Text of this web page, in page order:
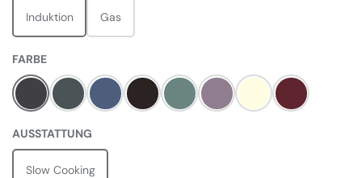
Induktion Gas
FARBEAUSWÄHLEN
Charcoal Black
Slate Stone BlueBlack Mineral Green
Heather Pale CreamBordeaux Rot
AUSSTATTUNG
Slow Cooking